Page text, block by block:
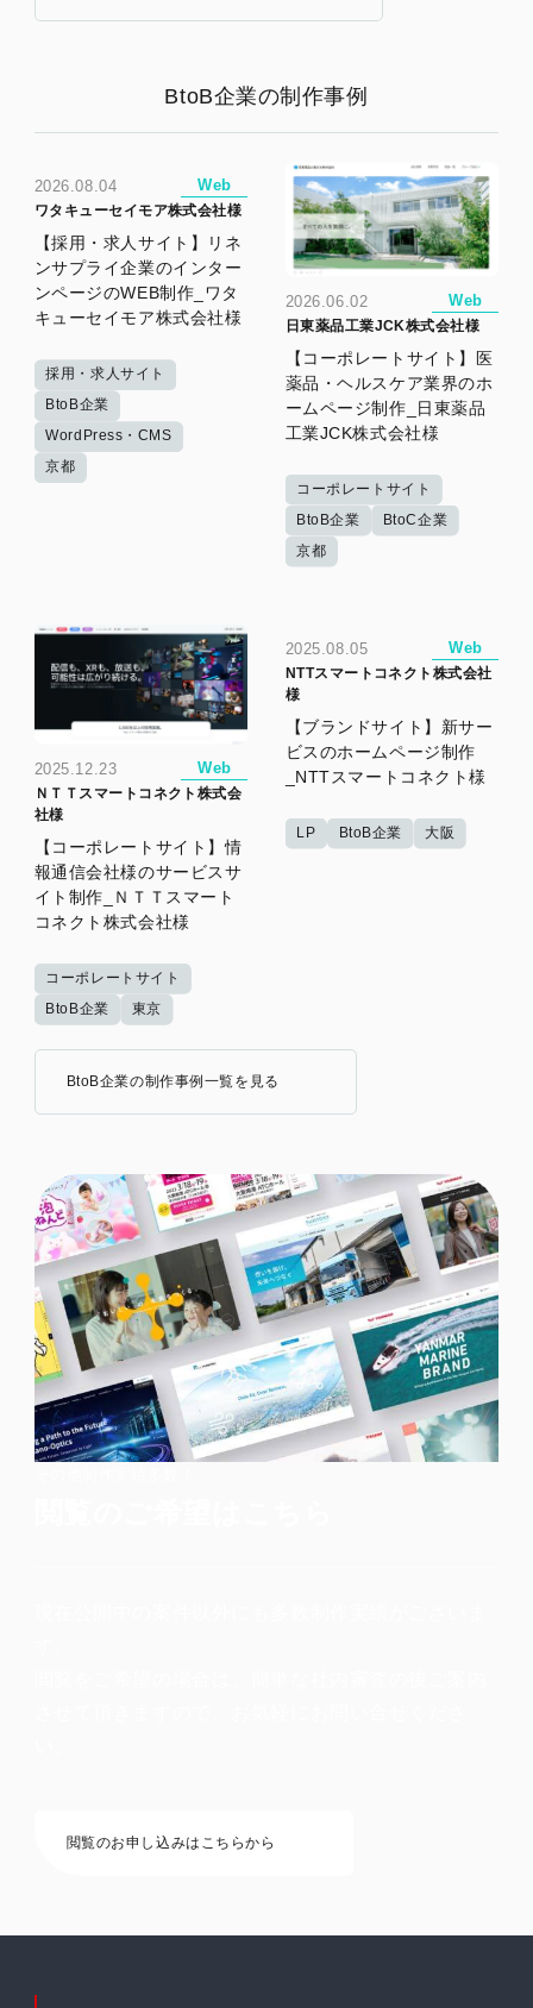
BtoB企業の制作事例
2026.08.04 Web
ワタキューセイモア株式会社様
【採用・求人サイト】リネ
ンサプライ企業のインター
ンページのWEB制作_ワタ
キューセイモア株式会社様
採用・求人サイト
BtoB企業
WordPress・CMS
京都
2026.06.02 Web
日東薬品工業JCK株式会社様
【コーポレートサイト】医
薬品・ヘルスケア業界のホ
ームページ制作_日東薬品
工業JCK株式会社様
コーポレートサイト
BtoB企業
BtoC企業
京都
2025.12.23 Web
ＮＴＴスマートコネクト株式会
社様
【コーポレートサイト】情
報通信会社様のサービスサ
イト制作_ＮＴＴスマート
コネクト株式会社様
コーポレートサイト
BtoB企業
東京
2025.08.05 Web
NTTスマートコネクト株式会社
様
【ブランドサイト】新サー
ビスのホームページ制作
_NTTスマートコネクト様
LP BtoB企業 大阪
BtoB企業の制作事例一覧を見る
閲覧のお申し込みはこちらから